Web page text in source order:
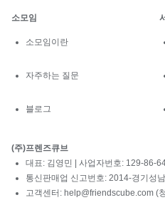
소모임
소모임이란
자주하는 질문
블로그
(주)프렌즈큐브
대표: 김영민 | 사업자번호: 129-86-
통신판매업 신고번호: 2014-경기성
고객센터: help@friendscube.com (